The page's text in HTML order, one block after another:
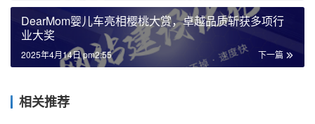
DearMom婴儿车亮相樱桃大赏，卓越品质斩获多项行
业大奖
下一篇
2025年4月14日 pm2:55
相关推荐